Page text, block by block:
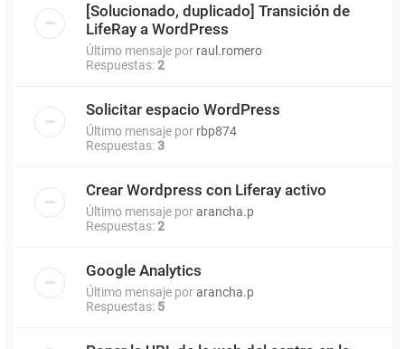
[Solucionado, duplicado] Transición de
LifeRay a WordPress
Último mensaje por raul.romero
Respuestas:2
Solicitar espacio WordPress
Último mensaje por rbp874
Respuestas:3
Crear Wordpress con Liferay activo
Último mensaje porarancha.p
Respuestas:2
Google Analytics
Último mensaje porarancha.p
Respuestas: 5